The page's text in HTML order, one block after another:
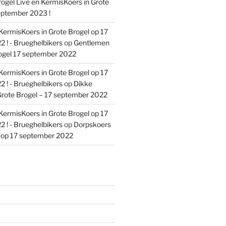
Live en KermisKoers in Grote
2023 !
in Grote Brogel op 17
! - Brueghelbikersop Gentlemen
17 september 2022
in Grote Brogel op 17
! - Brueghelbikersop Dikke
Brogel – 17 september 2022
in Grote Brogel op 17
! - Brueghelbikersop Dorpskoers
17 september 2022